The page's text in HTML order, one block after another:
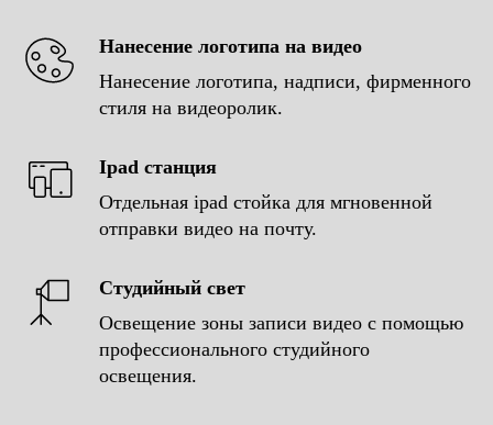
Нанесение логотипа на видео
Нанесение логотипа, надписи, фирменного
стиля на видеоролик.
Ipad станция
Отдельная ipad стойка для мгновенной
отправки видео на почту.
Студийный свет
Освещение зоны записи видео с помощью
профессионального студийного
освещения.